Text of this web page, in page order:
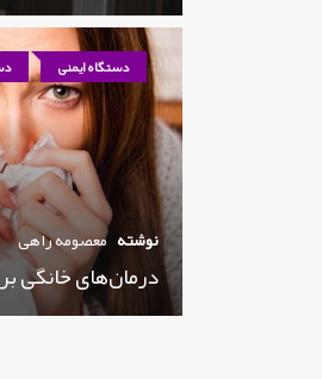
دستگاه ایمنی
نوشته معصومه راهی
درمان‌های خانگی